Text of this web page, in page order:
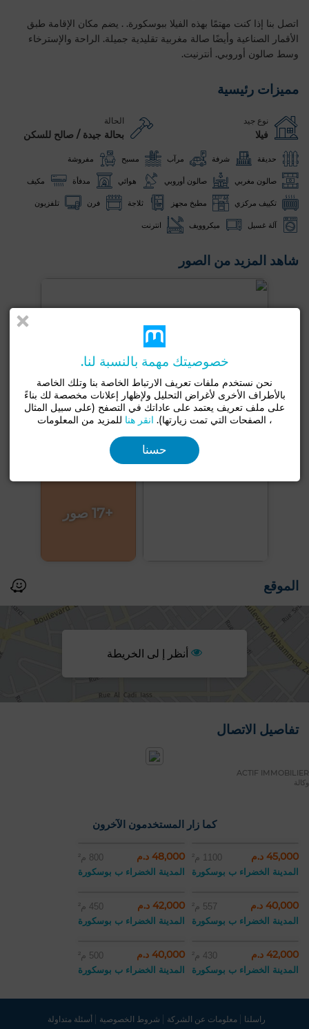
اتصل بنا إذا كنت مهتمًا بهذه الفيلا ببوسكورة. . يضم مكان الإقامة طبق
الأقمار الصناعية وأيضًا صالة مغربية تقليدية جميلة. الراحة والإسترخاء
وسط صالون أوروبي. أنترنيت.
مميزات رئيسية
نوع جيد
فيلا
الحالة
بحالة جيدة / صالح للسكن
حديقة شرفة مرآب مسبح مفروشة
صالون مغربي صالون أوروبي هوائي مدفأة مكيف
تكييف مركزي مطبخ مجهز ثلاجة فرن تلفزيون
آلة غسيل ميكروويف انترنت
شاهد المزيد من الصور
+17 صور
الموقع
أنظر إ لى الخريطة
تفاصيل الاتصال
ACTIF IMMOBILIER
وكالة
كما زار المستخدمون الآخرون
45,000 د.م 1100 م²
المدينة الخضراء ب بوسكورة
48,000 د.م 800 م²
المدينة الخضراء ب بوسكورة
40,000 د.م 557 م²
المدينة الخضراء ب بوسكورة
42,000 د.م 450 م²
المدينة الخضراء ب بوسكورة
42,000 د.م 430 م²
المدينة الخضراء ب بوسكورة
40,000 د.م 500 م²
المدينة الخضراء ب بوسكورة
راسلنا معلومات عن الشركة شروط الخصوصية أسئلة متداولة
خصوصيتك مهمة بالنسبة لنا.
نحن نستخدم ملفات تعريف الارتباط الخاصة بنا وتلك الخاصة
بالأطراف الأخرى لأغراض التحليل ولإظهار إعلانات مخصصة لك بناءً
على ملف تعريف يعتمد على عاداتك في التصفح (على سبيل المثال
، الصفحات التي تمت زيارتها). انقر هنا للمزيد من المعلومات
حسنا